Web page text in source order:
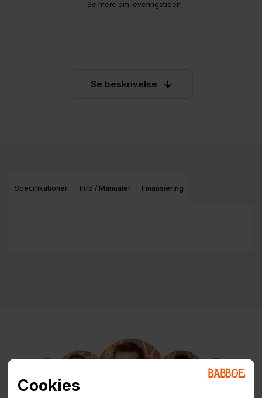
Cookies
- Se mere om leveringstiden
Se beskrivelse
Specifikationer Info / Manualer Finansiering